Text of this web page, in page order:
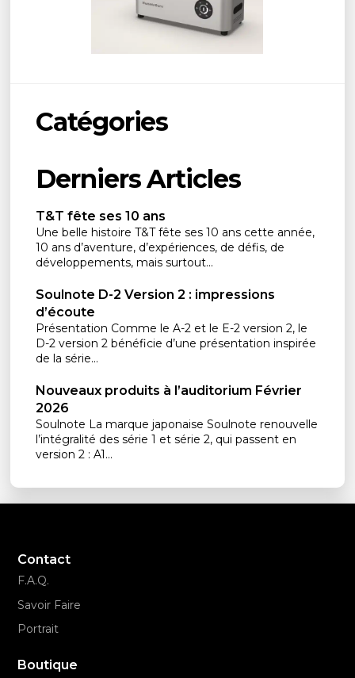
Catégories
Derniers Articles
T&T fête ses 10 ans
Une belle histoire T&T fête ses 10 ans cette année,
10 ans d’aventure, d’expériences, de défis, de
développements, mais surtout...
Soulnote D-2 Version 2 : impressions
d’écoute
Présentation Comme le A-2 et le E-2 version 2, le
D-2 version 2 bénéficie d’une présentation inspirée
de la série...
Nouveaux produits à l’auditorium Février
2026
Soulnote La marque japonaise Soulnote renouvelle
l’intégralité des série 1 et série 2, qui passent en
version 2 : A1...
Contact
F.A.Q.
Savoir Faire
Portrait
Boutique